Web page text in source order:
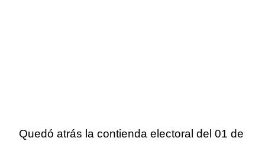
Quedó atrás la contienda electoral del 01 de